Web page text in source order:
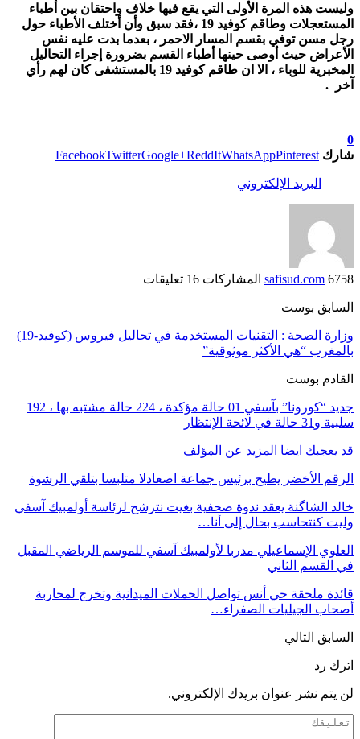
وليست هذه المرة الأولى التي يقع فيها خلاف واحتقان بين أطباء
المستعجلات وطاقم كوفيد 19 ،فقد سبق وأن أختلف الأطباء حول
رجل مسن توفي بقسم المسار الاحمر ، بعدما بدت عليه نفس
الأعراض حيث أوصى حينها أطباء القسم بضرورة إجراء التحاليل
المخبرية للوباء ، الا ان طاقم كوفيد 19 بالمستشفى كان لهم رأي
آخر .
0
شارك
FacebookTwitterGoogle+ReddItWhatsAppPinterest
البريد الإلكتروني
safisud.com 6758 المشاركات 16 تعليقات
السابق بوست
وزارة الصحة : التقنيات المستخدمة في تحاليل فيروس (كوفيد-19)
بالمغرب “هي الأكثر موثوقية”
القادم بوست
جديد “كورونا” بآسفي 01 حالة مؤكدة ، 224 حالة مشتبه بها ، 192
سلبية و31 حالة في لائحة الإنتظار
قد يعجبك ايضا المزيد عن المؤلف
الرقم الأخضر يطيح برئيس جماعة اصعادلا متلبسا بتلقي الرشوة
خالد الشاگنة يعقد ندوة صحفية بغيت نترشح لرئاسة أولمبيك آسفي
وليت كنتحاسب بحال إلى أنا…
العلوي الإسماعيلي مدربا لأولمبيك آسفي للموسم الرياضي المقبل
في القسم الثاني
قائدة ملحقة حي أنس تواصل الحملات الميدانية وتخرج لمحاربة
أصحاب الجيليات الصفراء…
السابق التالي
اترك رد
لن يتم نشر عنوان بريدك الإلكتروني.